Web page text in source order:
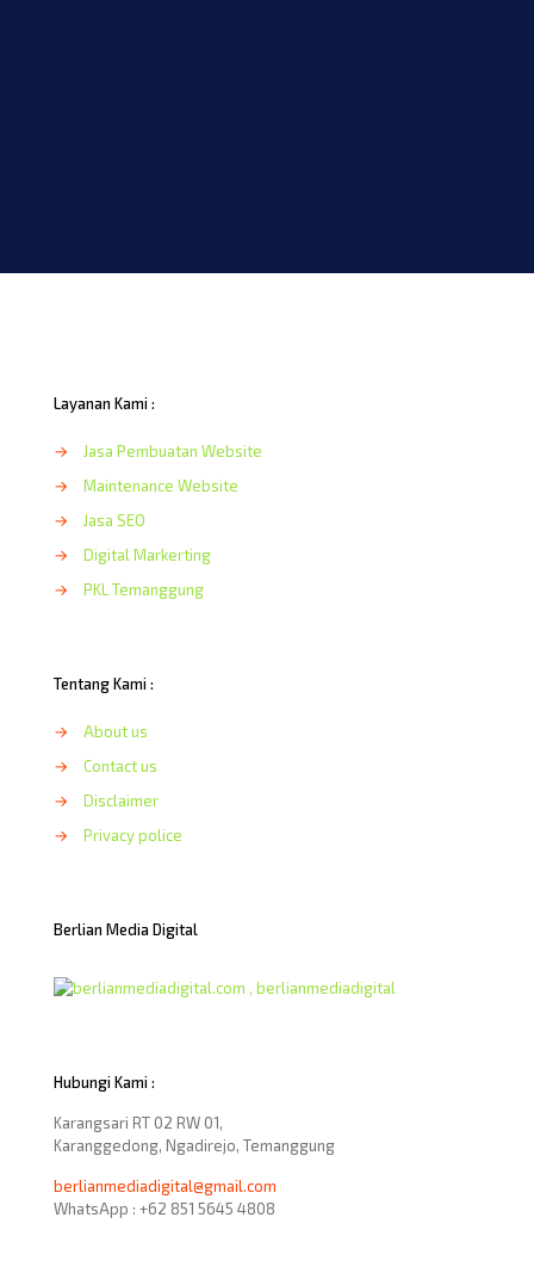
Layanan Kami :
→
Jasa Pembuatan Website
→
Maintenance Website
→
Jasa SEO
→
Digital Markerting
→
PKL Temanggung
Tentang Kami :
→
About us
→
Contact us
→
Disclaimer
→
Privacy police
Berlian Media Digital
Hubungi Kami :
Karangsari RT 02 RW 01,
Karanggedong, Ngadirejo, Temanggung
berlianmediadigital@gmail.com
WhatsApp : +62 851 5645 4808